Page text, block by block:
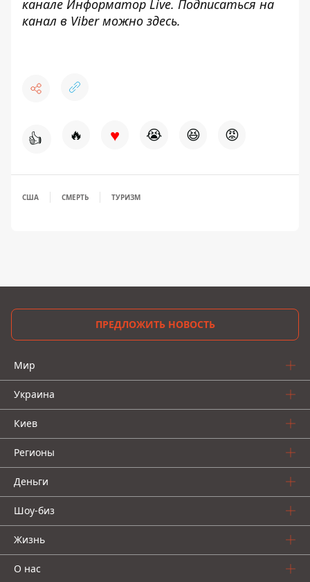
канале Информатор Live. Подписаться на
канал в Viber можно здесь.
👍 🔥 ♥ 😭 😆 😡
США СМЕРТЬ ТУРИЗМ
ПРЕДЛОЖИТЬ НОВОСТЬ
Мир
Украина
Киев
Регионы
Деньги
Шоу-биз
Жизнь
О нас